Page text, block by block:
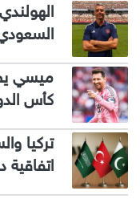
ميسي
كأس
تركيا